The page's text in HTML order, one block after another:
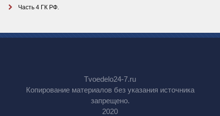
Часть 4 ГК РФ.
Tvoedelo24-7.ru
Копирование материалов без указания источника
запрещено.
2020